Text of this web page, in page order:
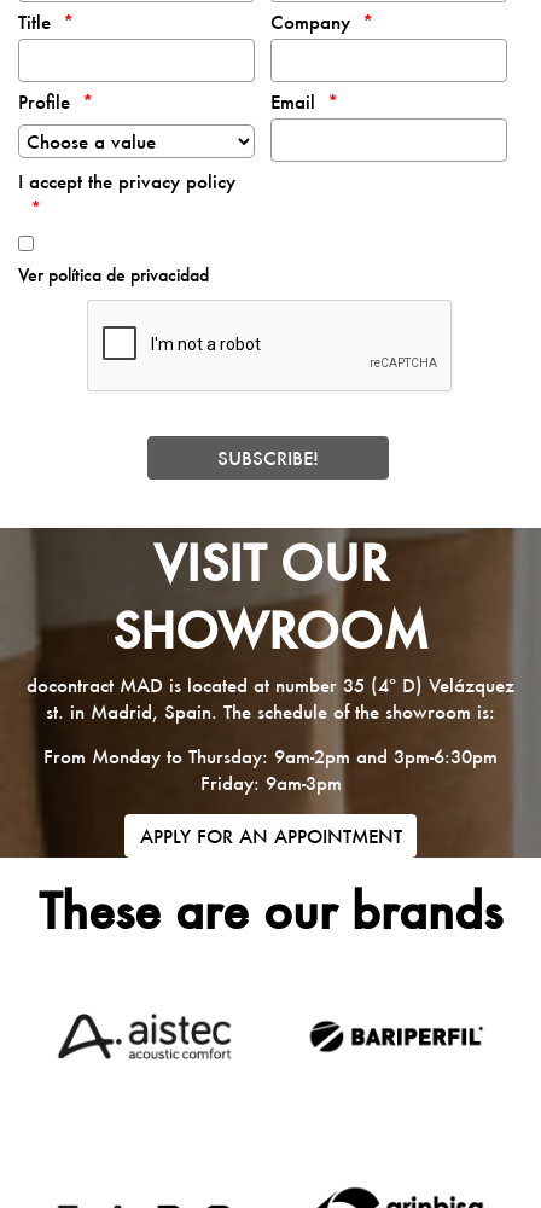
Title Company
Profile Email
I accept the privacy policy
Ver política de privacidad
VISIT OUR
SHOWROOM
docontract MAD is located at number 35 (4º D) Velázquez
st. in Madrid, Spain. The schedule of the showroom is:
From Monday to Thursday: 9am-2pm and 3pm-6:30pm
Friday: 9am-3pm
APPLY FOR AN APPOINTMENT
These are our brands